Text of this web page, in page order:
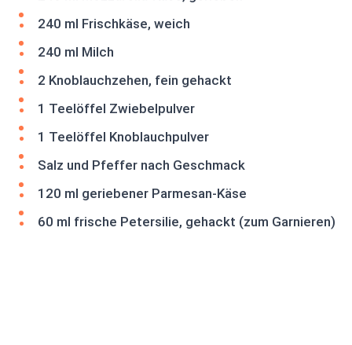
240 ml Frischkäse, weich
240 ml Milch
2 Knoblauchzehen, fein gehackt
1 Teelöffel Zwiebelpulver
1 Teelöffel Knoblauchpulver
Salz und Pfeffer nach Geschmack
120 ml geriebener Parmesan-Käse
60 ml frische Petersilie, gehackt (zum Garnieren)